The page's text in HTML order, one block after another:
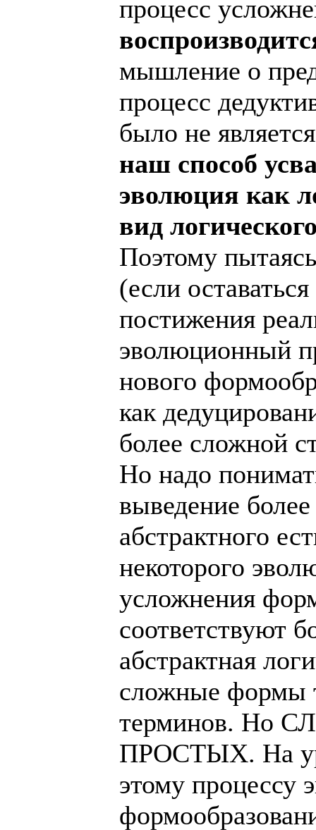
процесс
мышление о
процесс
было не
наш способ
эволюция как
вид
Поэтому
(если
постижения
эволюционный
нового
как
более сложной
Но надо
выведение
абстрактного
некоторого
усложнения
соответствуют
абстрактная
сложные формы
терминов. Но
ПРОСТЫХ. На
этому процессу